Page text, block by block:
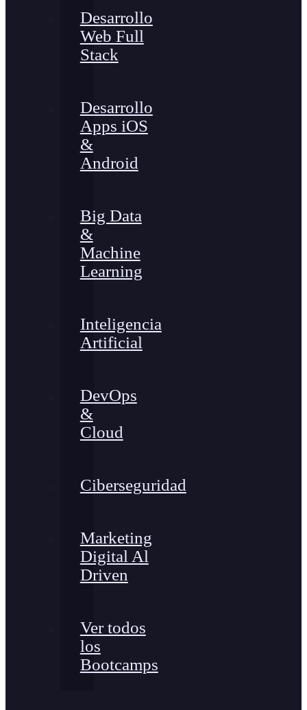
Desarrollo
Web Full
Stack
Desarrollo
Apps iOS
&
Android
Big Data
&
Machine
Learning
Inteligencia
Artificial
DevOps
&
Cloud
Ciberseguridad
Marketing
Digital Al
Driven
Ver todos
los
Bootcamps